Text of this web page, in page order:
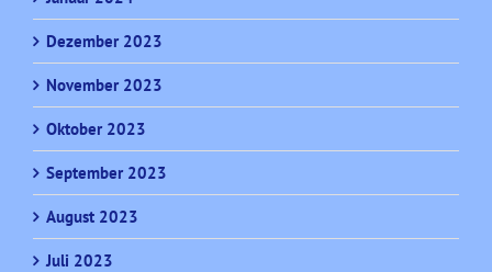
Dezember 2023
November 2023
Oktober 2023
September 2023
August 2023
Juli 2023